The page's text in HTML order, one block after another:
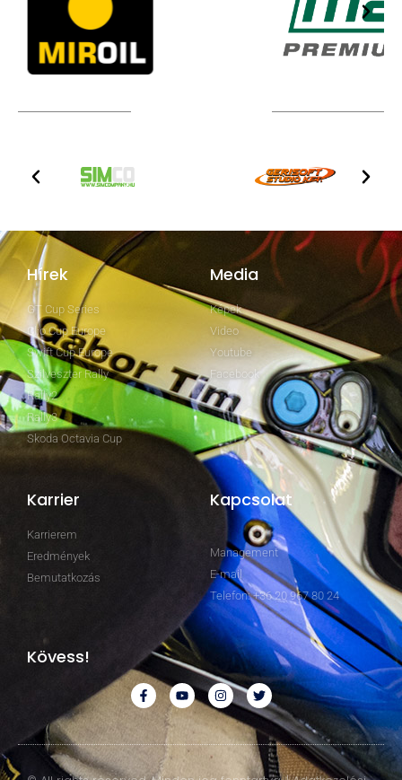
Hírek
GT Cup Series
Clio Cup Europe
Swift Cup Europe
Szilveszter Rally
Rally2
Rally3
Skoda Octavia Cup
Media
Képek
Video
Youtube
Facebook
Karrier
Karrierem
Eredmények
Bemutatkozás
Kapcsolat
Management
E-mail
Telefon: +36 20 967 80 24
Kövess!